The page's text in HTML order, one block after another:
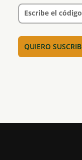
Escribe el código